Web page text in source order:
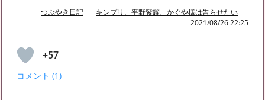
つぶやき日記
キンプリ、平野紫耀、かぐや様は告らせたい
2021/08/26 22:25
+57
コメント (1)